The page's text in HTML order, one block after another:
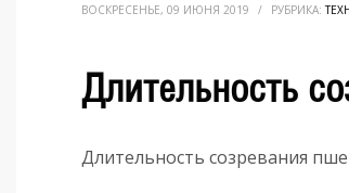
ВОСКРЕСЕНЬЕ, 09 ИЮНЯ 2019 / РУБРИКА:
Длительность
Длительность созревания